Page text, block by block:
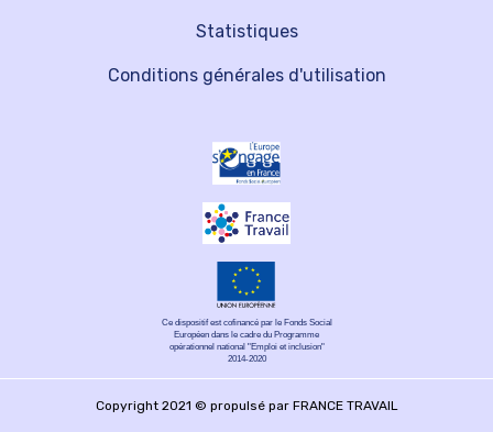
Statistiques
Conditions générales d'utilisation
Ce dispositif est cofinancé par le Fonds Social
Européen dans le cadre du Programme
opérationnel national "Emploi et inclusion"
2014-2020
Copyright 2021 © propulsé par FRANCE TRAVAIL